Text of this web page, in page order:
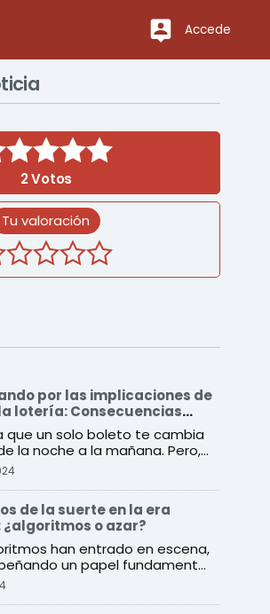
Accede
2Votos
Tu valoración
por las implicaciones de
lotería: Consecuencias
y económicas
que un solo boleto te cambia
la noche a la mañana. Pero,
exactam ...
de la suerte en la era
o azar?
han entrado en escena,
un papel fundamental
de imitar la a ...